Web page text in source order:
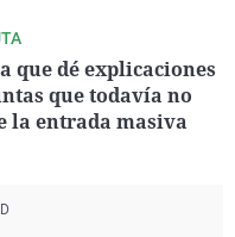
que dé explicaciones
que todavía no
la entrada masiva